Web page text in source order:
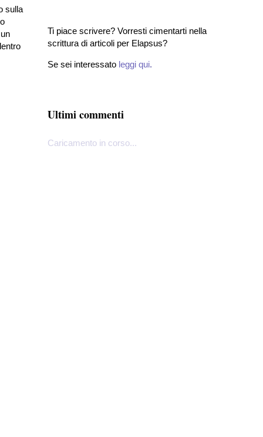
sulla
Ti piace scrivere? Vorresti cimentarti nella
scrittura di articoli per Elapsus?
Se sei interessato leggi qui.
Ultimi commenti
Caricamento in corso...